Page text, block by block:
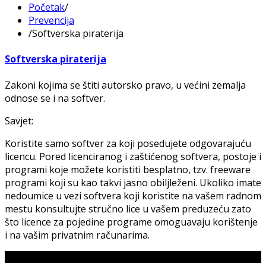
Početak/
Prevencija
/Softverska piraterija
Softverska piraterija
Zakoni kojima se štiti autorsko pravo, u većini zemalja
odnose se i na softver.
Savjet:
Koristite samo softver za koji posedujete odgovarajuću
licencu. Pored licenciranog i zaštićenog softvera, postoje i
programi koje možete koristiti besplatno, tzv. freeware
programi koji su kao takvi jasno obiljleženi. Ukoliko imate
nedoumice u vezi softvera koji koristite na vašem radnom
mestu konsultujte stručno lice u vašem preduzeću zato
što licence za pojedine programe omoguavaju korištenje
i na vašim privatnim računarima.